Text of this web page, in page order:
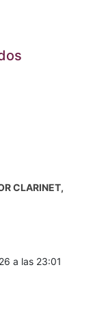
CLARINET,
a las 23:01